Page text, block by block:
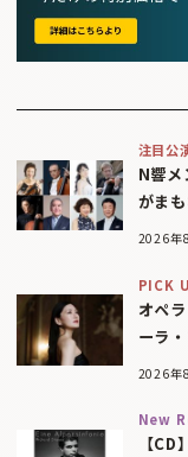
注目公
N響
がま
2026年
PICK
オペ
ーラ
2026年
New
【